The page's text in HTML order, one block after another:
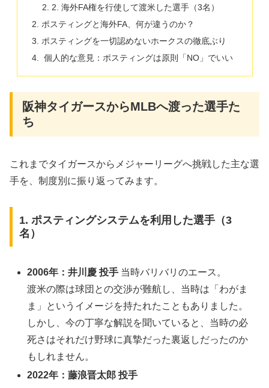
​2. 海外FA権を行使して渡米した選手（3名）
ポスティングと海外FA、何が違うのか？
ポスティングを一切認めないホークスの徹底ぶり
​ 個人的な意見：ポスティングは原則「NO」でいい
​阪神タイガースからMLBへ渡った選手た
ち
​これまでタイガースからメジャーリーグへ挑戦した主な選
手を、制度別に振り返ってみます。
1. ポスティングシステムを利用した選手（3
名）
2006年：井川慶 投手 当時バリバリのエース。
渡米の際は球団との交渉が難航し、当時は「わがま
ま」というイメージを持たれたこともありました。
しかし、今の丁寧な解説を聞いていると、当時の必
死さはそれだけ野球に真摯だった裏返しだったのか
もしれません。
2022年：藤浪晋太郎 投手